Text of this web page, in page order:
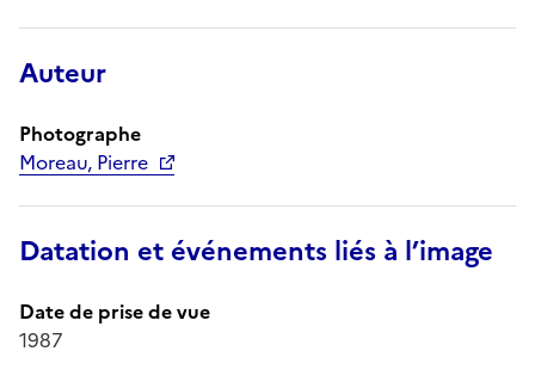
Auteur
Photographe
Moreau, Pierre
Datation et événements liés à l’image
Date de prise de vue
1987